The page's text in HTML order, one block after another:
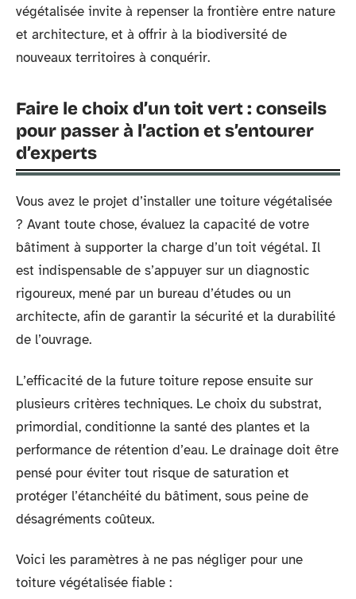
végétalisée invite à repenser la frontière entre nature
et architecture, et à offrir à la biodiversité de
nouveaux territoires à conquérir.
Faire le choix d’un toit vert : conseils
pour passer à l’action et s’entourer
d’experts
Vous avez le projet d’installer une toiture végétalisée
? Avant toute chose, évaluez la capacité de votre
bâtiment à supporter la charge d’un toit végétal. Il
est indispensable de s’appuyer sur un diagnostic
rigoureux, mené par un bureau d’études ou un
architecte, afin de garantir la sécurité et la durabilité
de l’ouvrage.
L’efficacité de la future toiture repose ensuite sur
plusieurs critères techniques. Le choix du substrat,
primordial, conditionne la santé des plantes et la
performance de rétention d’eau. Le drainage doit être
pensé pour éviter tout risque de saturation et
protéger l’étanchéité du bâtiment, sous peine de
désagréments coûteux.
Voici les paramètres à ne pas négliger pour une
toiture végétalisée fiable :